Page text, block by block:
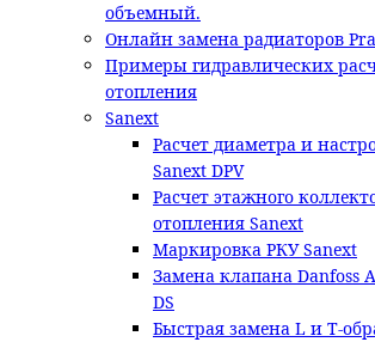
объемный.
Онлайн замена радиаторов
Примеры гидравлических
отопления
Sanext
Расчет диаметра и
Sanext DPV
Расчет этажного
отопления Sanext
Маркировка РКУ Sanext
Замена клапана Danfoss
DS
Быстрая замена L и T-